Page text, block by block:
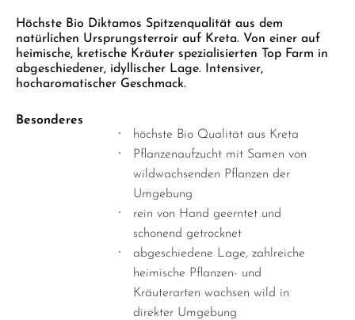
EMPFEHLUNGEN
SETS & GIFTS
SETS & GIFTS
Höchste Bio Diktamos Spitzenqualität aus dem
natürlichen Ursprungsterroir auf Kreta. Von einer auf
heimische, kretische Kräuter spezialisierten Top Farm in
abgeschiedener, idyllischer Lage. Intensiver,
hocharomatischer Geschmack.
Besonderes
höchste Bio Qualität aus Kreta
Pflanzenaufzucht mit Samen von
wildwachsenden Pflanzen der
Umgebung
rein von Hand geerntet und
schonend getrocknet
abgeschiedene Lage, zahlreiche
heimische Pflanzen- und
Kräuterarten wachsen wild in
direkter Umgebung